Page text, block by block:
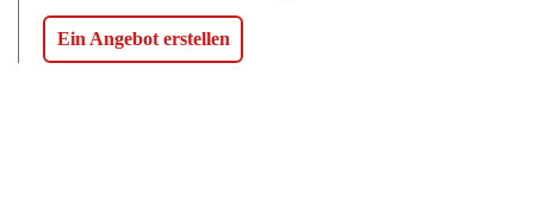
Ein Angebot erstellen